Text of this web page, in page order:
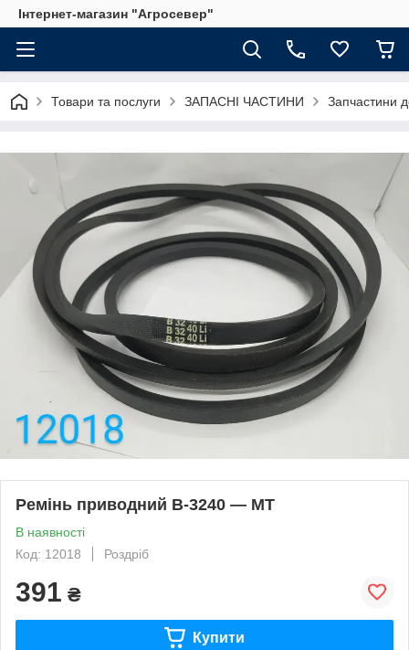
Інтернет-магазин "Агросевер"
Товари та послуги ЗАПАСНІ ЧАСТИНИ Запчастини
Ремінь приводний B-3240 — МТ
В наявності
Код: 12018
Роздріб
391 ₴
Купити